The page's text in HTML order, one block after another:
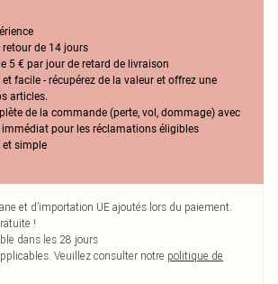
de 14 jours
5 € par jour de retard de livraison
et facile - récupérez de la valeur et offrez une
articles.
de la commande (perte, vol, dommage) avec
pour les réclamations éligibles
et simple
et d’importation UE ajoutés lors du paiement.
!
dans les 28 jours
Veuillez consulter notre politique de